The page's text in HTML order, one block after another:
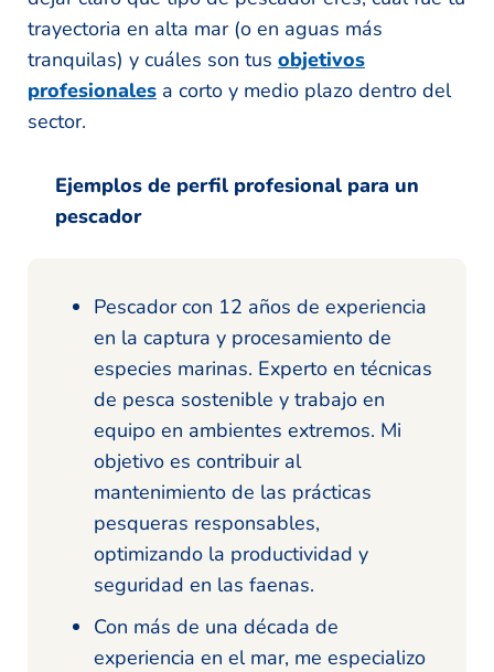
trayectoria en alta mar (o en aguas más
tranquilas) y cuáles son tus objetivos
profesionales a corto y medio plazo dentro del
sector.
Ejemplos de perfil profesional para un
pescador
Pescador con 12 años de experiencia
en la captura y procesamiento de
especies marinas. Experto en técnicas
de pesca sostenible y trabajo en
equipo en ambientes extremos. Mi
objetivo es contribuir al
mantenimiento de las prácticas
pesqueras responsables,
optimizando la productividad y
seguridad en las faenas.
Con más de una década de
experiencia en el mar, me especializo